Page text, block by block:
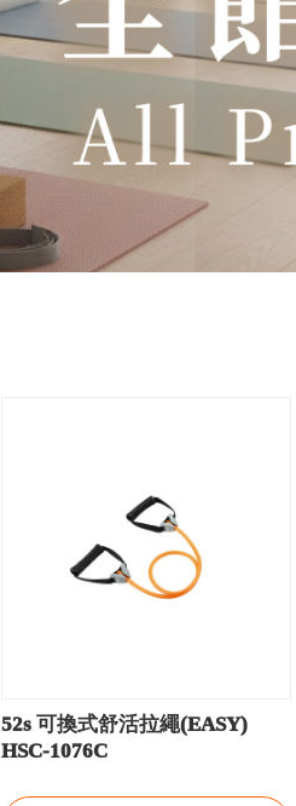
52s 可換式舒活拉繩(EASY)
HSC-1076C